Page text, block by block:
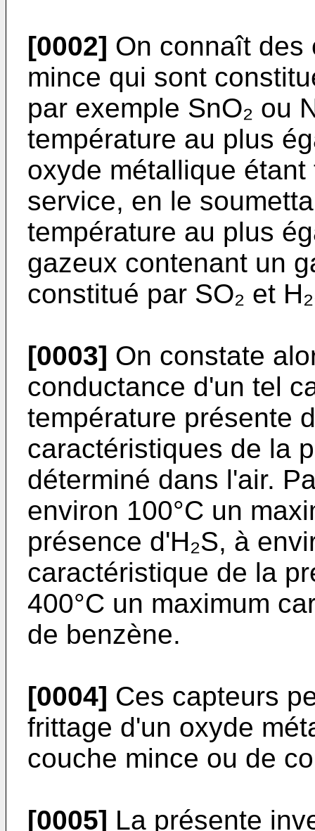
[0002] On connaît des
mince qui sont
par exemple SnO₂ ou
température au plus
oxyde métallique
service, en le
température au plus
gazeux contenant un
constitué par SO₂ et
[0003] On constate
conductance d'un tel
température présente
caractéristiques de la
déterminé dans l'air.
environ 100°C un
présence d'H₂S, à
caractéristique de la
400°C un maximum
de benzène.
[0004] Ces capteurs
frittage d'un oxyde
couche mince ou de
[0005] La présente